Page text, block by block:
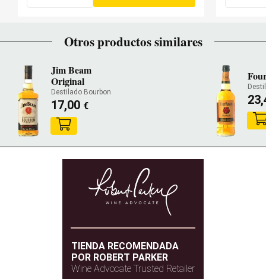
Otros productos similares
Jim Beam
Original
Destilado Bourbon
17,00 €
TIENDA RECOMENDADA
POR ROBERT PARKER
Wine Advocate Trusted Retailer